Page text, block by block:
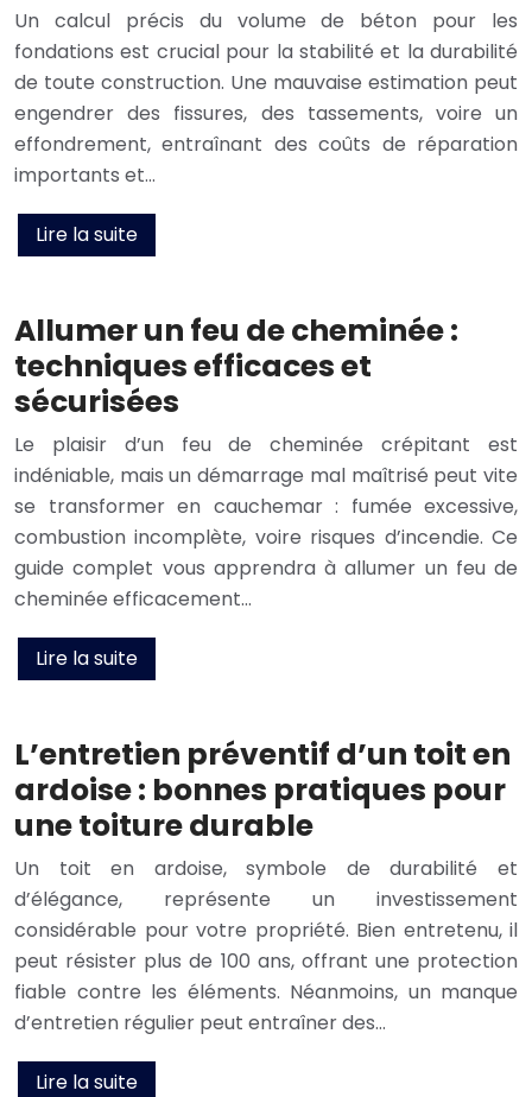
Un calcul précis du volume de béton pour les
fondations est crucial pour la stabilité et la durabilité
de toute construction. Une mauvaise estimation peut
engendrer des fissures, des tassements, voire un
effondrement, entraînant des coûts de réparation
importants et…
Lire la suite
Allumer un feu de cheminée :
techniques efficaces et
sécurisées
Le plaisir d’un feu de cheminée crépitant est
indéniable, mais un démarrage mal maîtrisé peut vite
se transformer en cauchemar : fumée excessive,
combustion incomplète, voire risques d’incendie. Ce
guide complet vous apprendra à allumer un feu de
cheminée efficacement…
Lire la suite
L’entretien préventif d’un toit en
ardoise : bonnes pratiques pour
une toiture durable
Un toit en ardoise, symbole de durabilité et
d’élégance, représente un investissement
considérable pour votre propriété. Bien entretenu, il
peut résister plus de 100 ans, offrant une protection
fiable contre les éléments. Néanmoins, un manque
d’entretien régulier peut entraîner des…
Lire la suite